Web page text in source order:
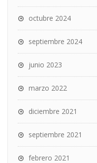
octubre 2024
septiembre 2024
junio 2023
marzo 2022
diciembre 2021
septiembre 2021
febrero 2021